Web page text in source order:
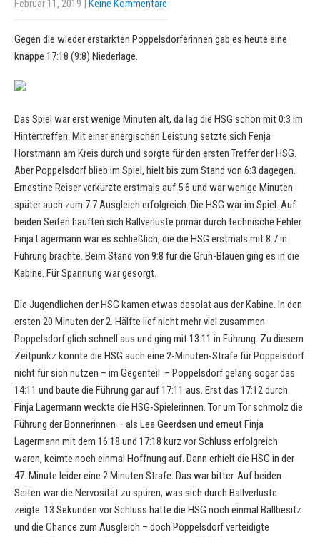
Februar 11, 2019 Keine Kommentare
Gegen die wieder erstarkten Poppelsdorferinnen gab es heute eine
knappe 17:18 (9:8) Niederlage.
Das Spiel war erst wenige Minuten alt, da lag die HSG schon mit 0:3 im
Hintertreffen. Mit einer energischen Leistung setzte sich Fenja
Horstmann am Kreis durch und sorgte für den ersten Treffer der HSG.
Aber Poppelsdorf blieb im Spiel, hielt bis zum Stand von 6:3 dagegen.
Ernestine Reiser verkürzte erstmals auf 5:6 und war wenige Minuten
später auch zum 7:7 Ausgleich erfolgreich. Die HSG war im Spiel. Auf
beiden Seiten häuften sich Ballverluste primär durch technische Fehler.
Finja Lagermann war es schließlich, die die HSG erstmals mit 8:7 in
Führung brachte. Beim Stand von 9:8 für die Grün-Blauen ging es in die
Kabine. Für Spannung war gesorgt.
Die Jugendlichen der HSG kamen etwas desolat aus der Kabine. In den
ersten 20 Minuten der 2. Hälfte lief nicht mehr viel zusammen.
Poppelsdorf glich schnell aus und ging mit 13:11 in Führung. Zu diesem
Zeitpunkz konnte die HSG auch eine 2-Minuten-Strafe für Poppelsdorf
nicht für sich nutzen – im Gegenteil – Poppelsdorf gelang sogar das
14:11 und baute die Führung gar auf 17:11 aus. Erst das 17:12 durch
Finja Lagermann weckte die HSG-Spielerinnen. Tor um Tor schmolz die
Führung der Bonnerinnen – als Lea Geerdsen und erneut Finja
Lagermann mit dem 16:18 und 17:18 kurz vor Schluss erfolgreich
waren, keimte noch einmal Hoffnung auf. Dann erhielt die HSG in der
47. Minute leider eine 2 Minuten Strafe. Das war bitter. Auf beiden
Seiten war die Nervosität zu spüren, was sich durch Ballverluste
zeigte. 13 Sekunden vor Schluss hatte die HSG noch einmal Ballbesitz
und die Chance zum Ausgleich – doch Poppelsdorf verteidigte